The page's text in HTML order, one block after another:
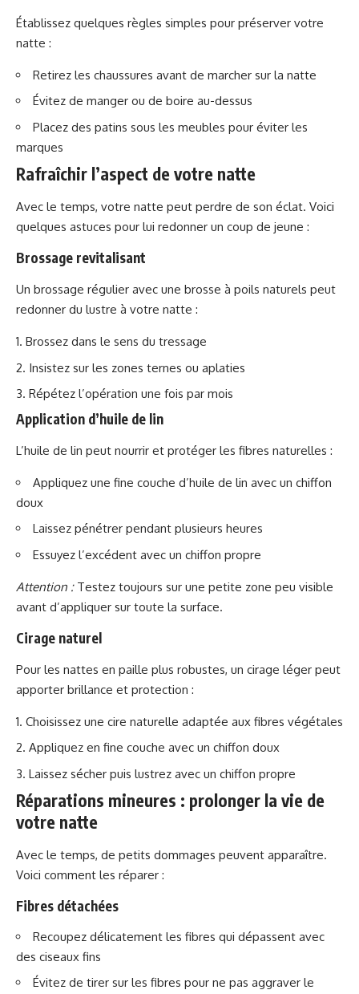
Établissez quelques règles simples pour préserver votre
natte :
Retirez les chaussures avant de marcher sur la natte
Évitez de manger ou de boire au-dessus
Placez des patins sous les meubles pour éviter les
marques
Rafraîchir l’aspect de votre natte
Avec le temps, votre natte peut perdre de son éclat. Voici
quelques astuces pour lui redonner un coup de jeune :
Brossage revitalisant
Un brossage régulier avec une brosse à poils naturels peut
redonner du lustre à votre natte :
Brossez dans le sens du tressage
Insistez sur les zones ternes ou aplaties
Répétez l’opération une fois par mois
Application d’huile de lin
L’huile de lin peut nourrir et protéger les fibres naturelles :
Appliquez une fine couche d’huile de lin avec un chiffon
doux
Laissez pénétrer pendant plusieurs heures
Essuyez l’excédent avec un chiffon propre
Attention :Testez toujours sur une petite zone peu visible
avant d’appliquer sur toute la surface.
Cirage naturel
Pour les nattes en paille plus robustes, un cirage léger peut
apporter brillance et protection :
Choisissez une cire naturelle adaptée aux fibres végétales
Appliquez en fine couche avec un chiffon doux
Laissez sécher puis lustrez avec un chiffon propre
Réparations mineures : prolonger la vie de
votre natte
Avec le temps, de petits dommages peuvent apparaître.
Voici comment les réparer :
Fibres détachées
Recoupez délicatement les fibres qui dépassent avec
des ciseaux fins
Évitez de tirer sur les fibres pour ne pas aggraver le